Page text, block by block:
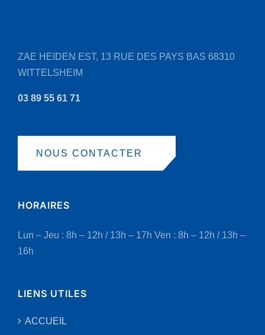
ZAE HEIDEN EST, 13 RUE DES PAYS BAS 68310
WITTELSHEIM
03 89 55 61 71
NOUS CONTACTER
HORAIRES
Lun – Jeu : 8h – 12h / 13h – 17h Ven : 8h – 12h / 13h –
16h
LIENS UTILES
ACCUEIL